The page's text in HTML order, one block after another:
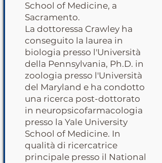
School of Medicine, a
Sacramento.
La dottoressa Crawley ha
conseguito la laurea in
biologia presso l'Università
della Pennsylvania, Ph.D. in
zoologia presso l'Università
del Maryland e ha condotto
una ricerca post-dottorato
in neuropsicofarmacologia
presso la Yale University
School of Medicine. In
qualità di ricercatrice
principale presso il National